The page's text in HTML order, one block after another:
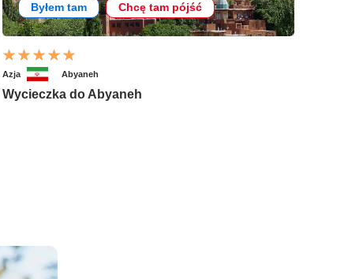
Byłem tam Chcę tam pójść
Azja Abyaneh
Wycieczka do Abyaneh